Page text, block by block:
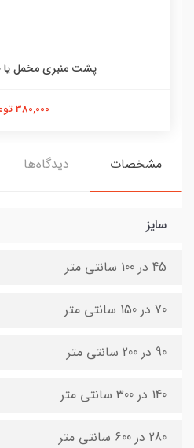
پشت منبری مخمل یا
380,000 تومان
مشخصات دیدگاه‌ها
سایز
45 در 100 سانتی متر
70 در 150 سانتی متر
90 در 200 سانتی متر
140 در 300 سانتی متر
280 در 600 سانتی متر